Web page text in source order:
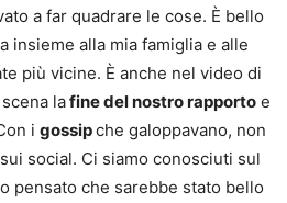
a far quadrare le cose. È bello
insieme alla mia famiglia e alle
più vicine. È anche nel video di
lafine del nostro rapporto e
i gossipche galoppavano, non
social. Ci siamo conosciuti sul
pensato che sarebbe stato bello